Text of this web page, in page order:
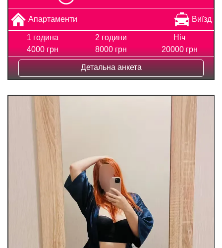
Апартаменти Виїзд
1 година
4000 грн
2 години
8000 грн
Ніч
20000 грн
Детальна анкета